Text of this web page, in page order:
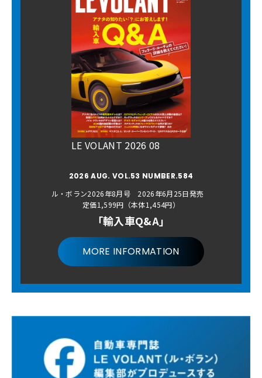
LE VOLANT 2026 08
2026 AUG. VOL.53 NUMBER.584
ル・ボラン2026年8月号 2026年6月25日発売
定価1,599円（本体1,454円）
「輸入車Q&A」
MORE INFORMATION